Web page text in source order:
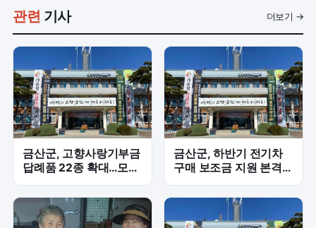
관련 기사 더보기 →
금산군, 고향사랑기부금
답례품 22종 확대…모금
확대 총력
금산군, 하반기 전기차
구매 보조금 지원 본격
화…승용 35대·승합 5대
예정